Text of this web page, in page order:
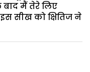
बाद मैं तेरे लिए
सीख को क्षितिज ने